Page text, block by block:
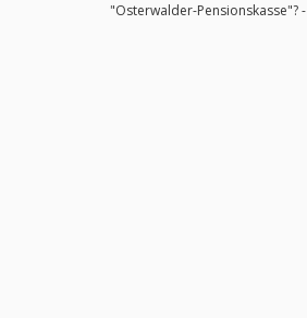
"Osterwalder-Pensionskasse"? -